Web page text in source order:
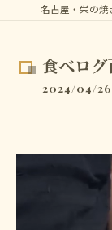
食べロ
2024/04/26